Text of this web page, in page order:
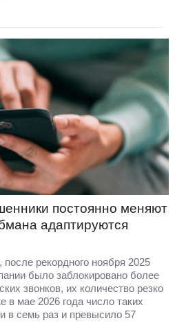
постоянно меняют
адаптируются
рекордного ноября 2025
было заблокировано более
звонков, их количество резко
в мае 2026 года число таких
в семь раз и превысило 57